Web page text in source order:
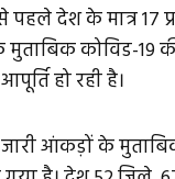
देश के मात्र 17
मुताबिक कोविड-
हो रही है।
आंकड़ों के